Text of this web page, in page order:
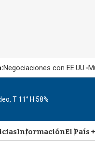
Negociaciones con EE.UU.
T 11° H 58%
InformaciónEl País +